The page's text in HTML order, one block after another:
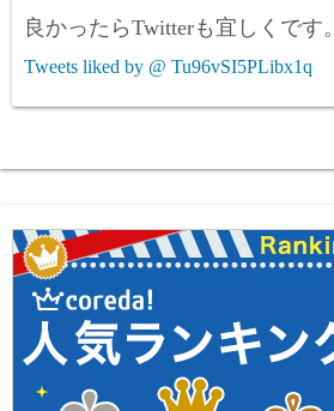
良かったらTwitterも宜しくです。
Tweets liked by @ Tu96vSI5PLibx1q